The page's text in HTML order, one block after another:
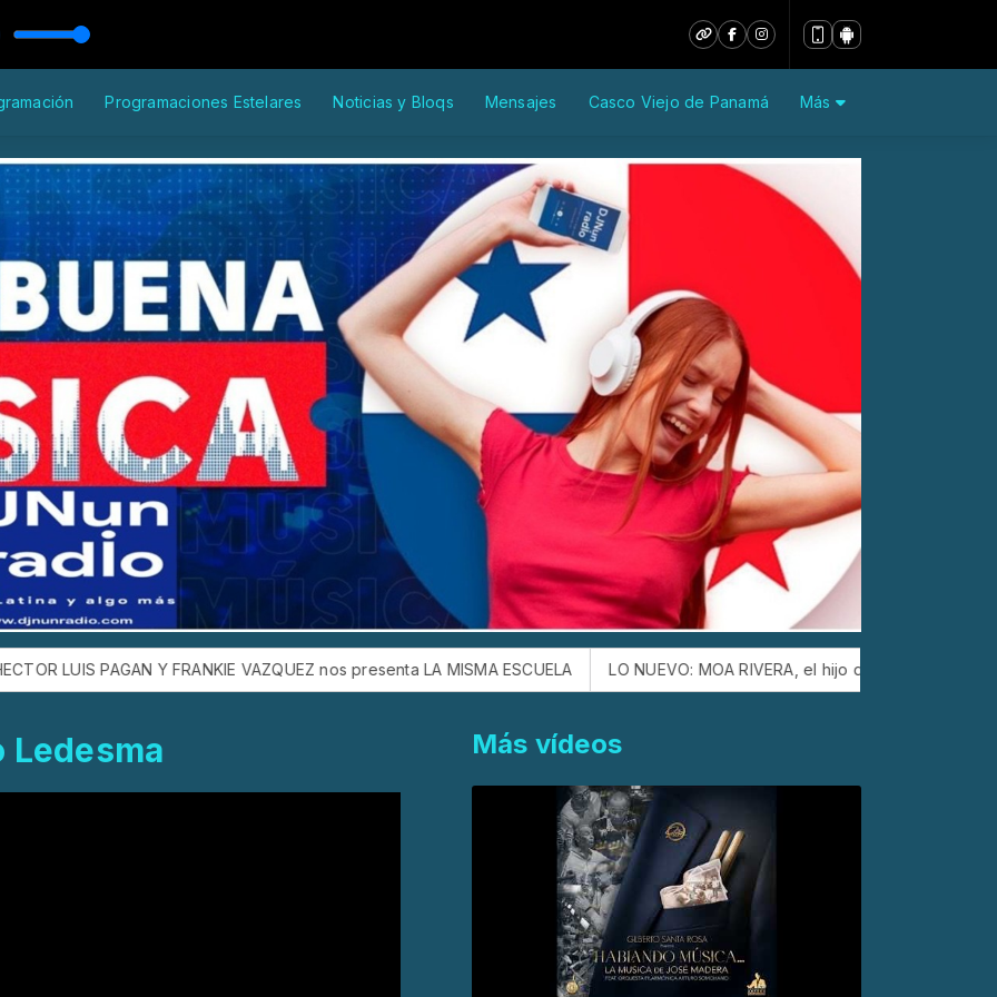
Programaciones Estelares Noticias y Bloqs Mensajes Casco Viejo de Panamá Más
PAGAN Y FRANKIE VAZQUEZ nos presenta LA MISMA ESCUELA LO NUEVO: MOA RIVERA, el hijo de JERRY RIVERA,
Ledesma Más vídeos